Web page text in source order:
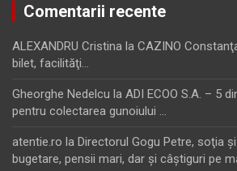
Comentarii recente
ALEXANDRU Cristina la CAZINO
bilet, facilităţi…
Gheorghe Nedelcu la ADI ECOO S.A. – 5
pentru colectarea gunoiului …
atentie.ro la Directorul Gogu Petre, soţia
bugetare, pensii mari, dar şi câştiguri pe